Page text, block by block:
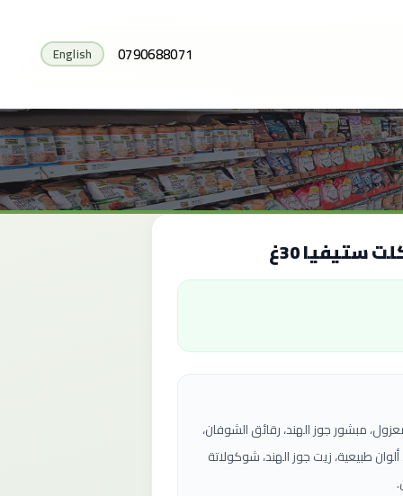
0790688071
English
ستيفيا 30غ
مبشور جوز الهند، رقائق الشوفان،
طبيعية، زيت جوز الهند، شوكولاتة